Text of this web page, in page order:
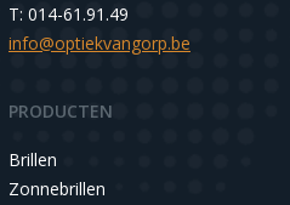
T: 014-61.91.49
info@optiekvangorp.be
PRODUCTEN
Brillen
Zonnebrillen